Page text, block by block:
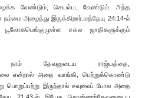
வேண்டும், செயல்பட வேண்டும். அந்த
அழைத்து இருக்கிறார்.மத்தேயு 24:14-ல்
சகல ஜாதிகளுக்கும்
தேவனுடைய ராஜ்யத்தை,
என்றால் அதை வாங்கி, பெற்றுக்கொண்டு
பொறுப்பற்று இருந்தால் சவுலைப் போல அதை